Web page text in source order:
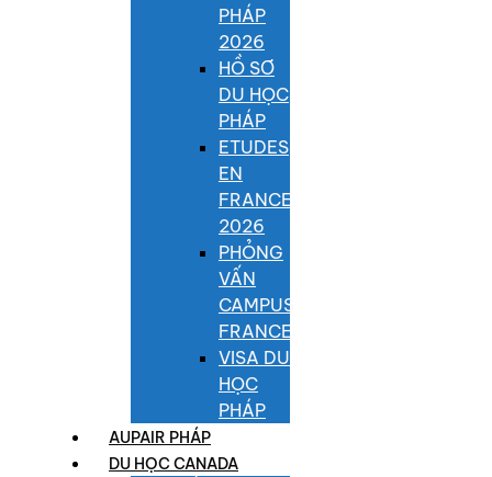
PHÁP
2026
HỒ SƠ
DU HỌC
PHÁP
ETUDES
EN
FRANCE
2026
PHỎNG
VẤN
CAMPUS
FRANCE
VISA DU
HỌC
PHÁP
AUPAIR PHÁP
DU HỌC CANADA